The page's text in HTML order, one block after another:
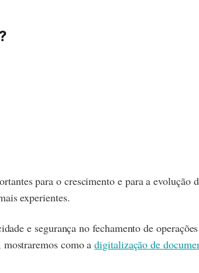
para o crescimento e para a evolução
experientes.
e segurança no fechamento de
mostraremos como adigitalização de